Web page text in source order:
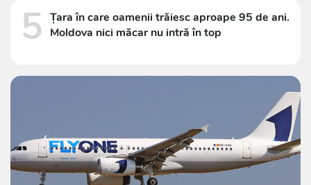
5 Țara în care oamenii trăiesc aproape 95 de ani.
Moldova nici măcar nu intră în top